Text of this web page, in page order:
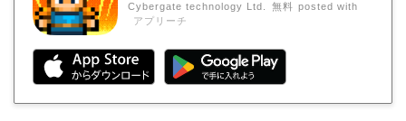
Cybergate technology Ltd. 無料 posted with
アプリーチ